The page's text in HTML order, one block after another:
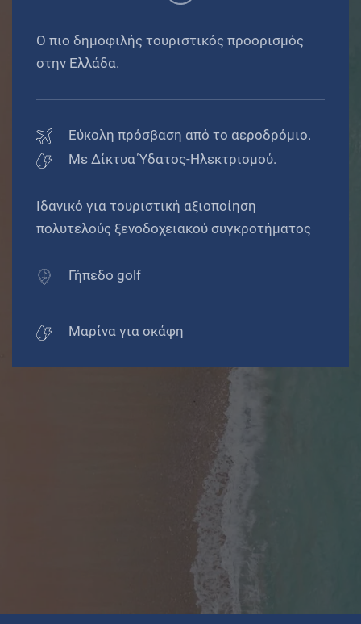
Ο πιο δημοφιλής τουριστικός προορισμός
στην Ελλάδα.
Εύκολη πρόσβαση από το αεροδρόμιο.
Με Δίκτυα Ύδατος-Ηλεκτρισμού.
Ιδανικό για τουριστική αξιοποίηση
πολυτελούς ξενοδοχειακού συγκροτήματος
Γήπεδο golf
Μαρίνα για σκάφη